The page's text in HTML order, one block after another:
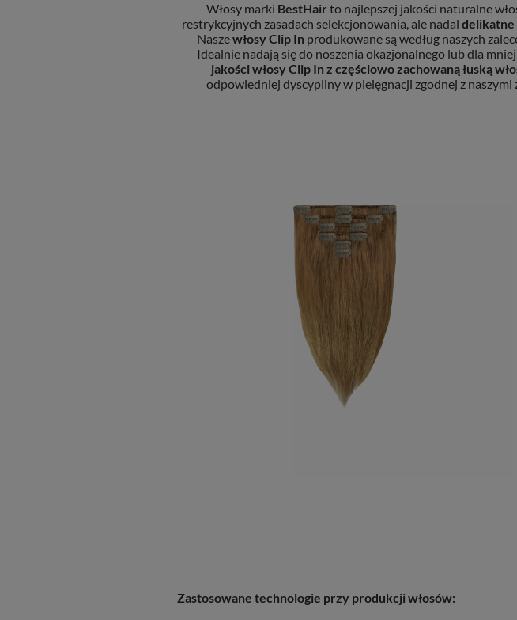
Włosy marki BestHair to najlepszej jakości naturalne
restrykcyjnych zasadach selekcjonowania, ale nadal delikatne
Naszewłosy Clip In produkowane są według naszych
Idealnie nadają się do noszenia okazjonalnego lub dla
jakościwłosy Clip In z częściowo zachowaną łuską
odpowiedniej dyscypliny w pielęgnacji zgodnej z naszymi
Zastosowane technologie przy produkcji włosów: